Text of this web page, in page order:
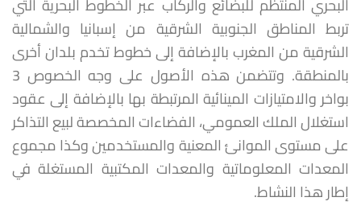
تربط المناطق الجنوبية الشرقية من إسبانيا والشمالية
الشرقية من المغرب بالإضافة إلى خطوط تخدم بلدان أخرى
بالمنطقة. وتتضمن هذه الأصول على وجه الخصوص 3
بواخر والامتيازات المينائية المرتبطة بها بالإضافة إلى عقود
استغلال الملك العمومي، الفضاءات المخصصة لبيع التذاكر
على مستوى الموانئ المعنية والمستخدمين وكذا مجموع
المعدات المعلوماتية والمعدات المكتبية المستغلة في
إطار هذا النشاط.